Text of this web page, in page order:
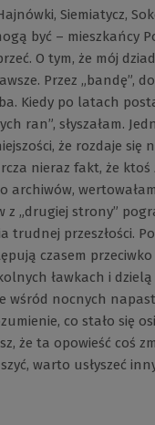
Siemiatycz,
być – mieszkańcy
O tym, że mój
Przez „bandę”,
Kiedy po latach
ran”, słyszałam.
że rozdaje
nieraz fakt, że
archiwów,
z „drugiej strony”
trudnej przeszłości.
czasem
ławkach i
wśród nocnych
co stało się
że ta opowieść coś
warto usłyszeć